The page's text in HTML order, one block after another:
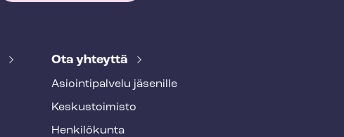
Ota yhteyttä
Asioin­ti­pal­ve­lu jäsenille
Keskustoimisto
Henkilökunta